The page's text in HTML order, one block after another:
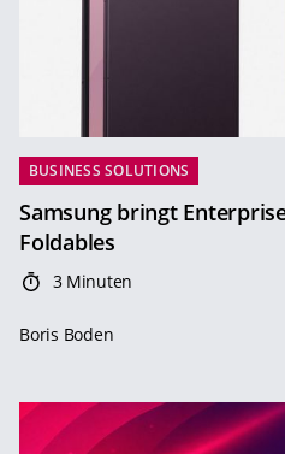
BUSINESS SOLUTIONS
Samsung bringt
Foldables
3 Minuten
Boris Boden